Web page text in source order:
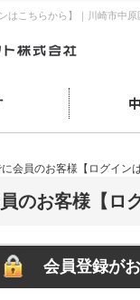
はこちらから】｜川崎市中
会員のお客様【ログイン
のお客様【ロ
会員登録が